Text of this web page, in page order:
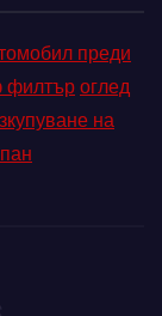
преди
филтъроглед
на